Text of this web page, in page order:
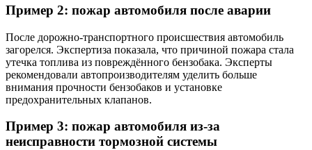
Пример 2: пожар автомобиля после аварии
После дорожно-транспортного происшествия автомобиль
загорелся. Экспертиза показала, что причиной пожара стала
утечка топлива из повреждённого бензобака. Эксперты
рекомендовали автопроизводителям уделить больше
внимания прочности бензобаков и установке
предохранительных клапанов.
Пример 3: пожар автомобиля из-за
неисправности тормозной системы